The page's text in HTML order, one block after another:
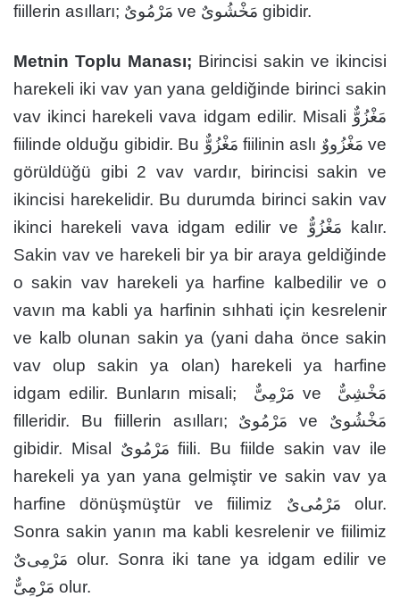
fiillerin asılları; مَرْمُوىٌ ve مَخْشُوىٌ gibidir.
Metnin Toplu Manası; Birincisi sakin ve ikincisi
harekeli iki vav yan yana geldiğinde birinci sakin
vav ikinci harekeli vava idgam edilir. Misali مَغْزُوٌّ
fiilinde olduğu gibidir. Bu مَغْزُوٌّ fiilinin aslı مَغْزُووٌ ve
görüldüğü gibi 2 vav vardır, birincisi sakin ve
ikincisi harekelidir. Bu durumda birinci sakin vav
ikinci harekeli vava idgam edilir ve مَغْزُوٌّ kalır.
Sakin vav ve harekeli bir ya bir araya geldiğinde
o sakin vav harekeli ya harfine kalbedilir ve o
vavın ma kabli ya harfinin sıhhati için kesrelenir
ve kalb olunan sakin ya (yani daha önce sakin
vav olup sakin ya olan) harekeli ya harfine
idgam edilir. Bunların misali; مَرْمِىٌّ ve مَخْشِىٌّ
filleridir. Bu fiillerin asılları; مَرْمُوىٌ ve مَخْشُوىٌ
gibidir. Misal مَرْمُوىٌ fiili. Bu fiilde sakin vav ile
harekeli ya yan yana gelmiştir ve sakin vav ya
harfine dönüşmüştür ve fiilimiz مَرْمُى‌ىٌ olur.
Sonra sakin yanın ma kabli kesrelenir ve fiilimiz
مَرْمِى‌ىٌ olur. Sonra iki tane ya idgam edilir ve
مَرْمِىٌّ olur.